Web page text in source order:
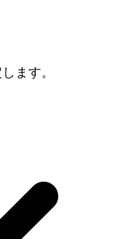
ます。